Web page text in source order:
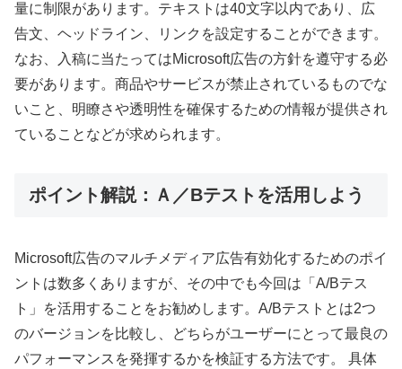
量に制限があります。テキストは40文字以内であり、広
告文、ヘッドライン、リンクを設定することができます。
なお、入稿に当たってはMicrosoft広告の方針を遵守する必
要があります。商品やサービスが禁止されているものでな
いこと、明瞭さや透明性を確保するための情報が提供され
ていることなどが求められます。
ポイント解説：Ａ／Bテストを活用しよう
Microsoft広告のマルチメディア広告有効化するためのポイ
ントは数多くありますが、その中でも今回は「A/Bテス
ト」を活用することをお勧めします。A/Bテストとは2つ
のバージョンを比較し、どちらがユーザーにとって最良の
パフォーマンスを発揮するかを検証する方法です。 具体